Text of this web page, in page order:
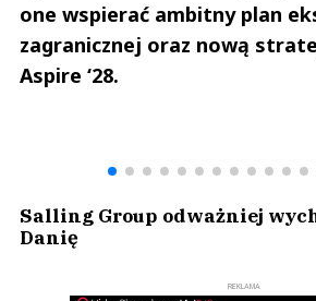
one wspierać ambitny plan
zagranicznej oraz nową
Aspire ‘28.
Salling Group odważniej
Danię
REKLAMA